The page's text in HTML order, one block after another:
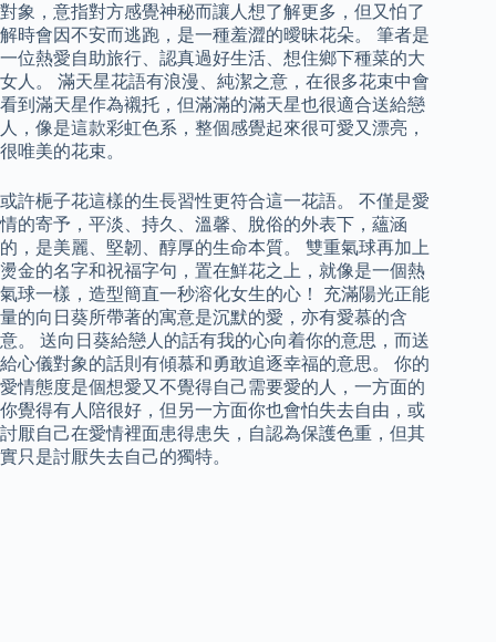
對象，意指對方感覺神秘而讓人想了解更多，但又怕了
解時會因不安而逃跑，是一種羞澀的曖昧花朵。 筆者是
一位熱愛自助旅行、認真過好生活、想住鄉下種菜的大
女人。 滿天星花語有浪漫、純潔之意，在很多花束中會
看到滿天星作為襯托，但滿滿的滿天星也很適合送給戀
人，像是這款彩虹色系，整個感覺起來很可愛又漂亮，
很唯美的花束。
或許梔子花這樣的生長習性更符合這一花語。 不僅是愛
情的寄予，平淡、持久、溫馨、脫俗的外表下，蘊涵
的，是美麗、堅韌、醇厚的生命本質。 雙重氣球再加上
燙金的名字和祝福字句，置在鮮花之上，就像是一個熱
氣球一樣，造型簡直一秒溶化女生的心！ 充滿陽光正能
量的向日葵所帶著的寓意是沉默的愛，亦有愛慕的含
意。 送向日葵給戀人的話有我的心向着你的意思，而送
給心儀對象的話則有傾慕和勇敢追逐幸福的意思。 你的
愛情態度是個想愛又不覺得自己需要愛的人，一方面的
你覺得有人陪很好，但另一方面你也會怕失去自由，或
討厭自己在愛情裡面患得患失，自認為保護色重，但其
實只是討厭失去自己的獨特。